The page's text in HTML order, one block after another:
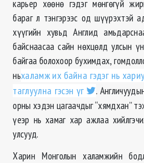
карьер хөөнө гэдэг мѳнгѳгүй
бараг л тэнгэрээс од шүүрэхтэй
хүүгийн хувьд Англид
байснаасаа сайн нөхцөлд улсын
байгаа болохоор бухимдах,
ньхаламж их байна гэдэг нь
таглуулна гэсэн үг
.
орны хэдэн цагаачдыг “хямдxан”
үеэр нь хамаг хар ажлаа
улсууд.
Харин Монголын халамжийн